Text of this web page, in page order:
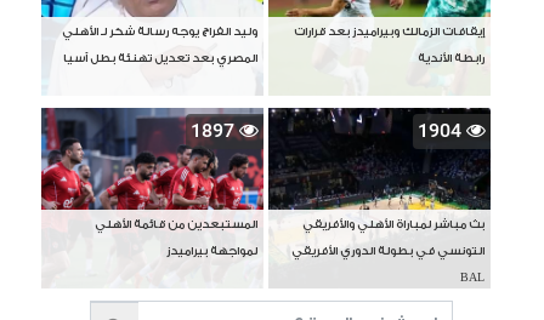
إيقافات الزمالك وبيراميدز بعد قرارات
رابطة الأندية
وليد الفراج يوجه رسالة شكر لـ الأهلي
المصري بعد تعديل تهنئة بطل آسيا
1904
بث مباشر لمباراة الأهلي والأفريقي
التونسي في بطولة الدوري الأفريقي
BAL
1897
المستبعدين من قائمة الأهلي
لمواجهة بيراميدز